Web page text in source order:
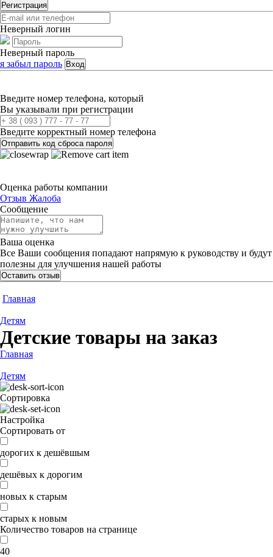
Регистрация
Неверный логин
Неверный пароль
я забыл пароль Вход
Введите номер телефона, который
Вы указывали при регистрации
Введите корректный номер телефона
Отправить код сброса пароля
Оценка работы компании
Отзыв Жалоба
Сообщение
Ваша оценка
Все Ваши сообщения попадают напрямую к руководству и будут
полезны для улучшения нашей работы
Оставить отзыв
Главная
Детям
Детские товары на заказ
Главная
Детям
Сортировка
Настройка
Сортировать от
дорогих к дешёвшым
дешёвых к дорогим
новых к старым
старых к новым
Количество товаров на странице
40